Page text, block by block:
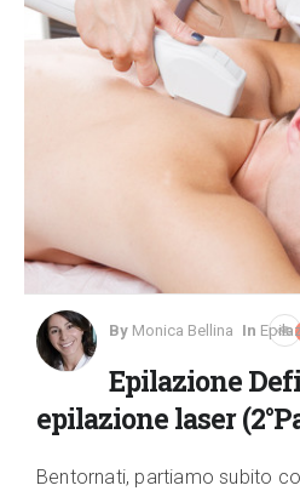
By Monica Bellina In
Epilazione
epilazione laser
Bentornati, partiamo subito